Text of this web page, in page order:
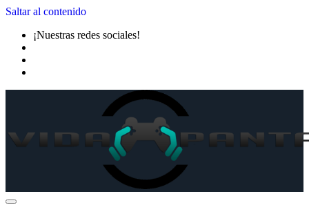
Saltar al contenido
¡Nuestras redes sociales!